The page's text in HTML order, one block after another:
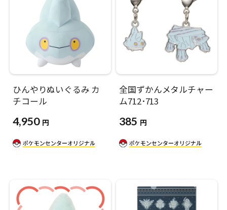
ひんやりぬいぐるみ カ
チコール
4,950 円
全国ずかんメタルチャー
ム712･713
385 円